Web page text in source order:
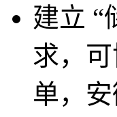
建立 “
求，
单，